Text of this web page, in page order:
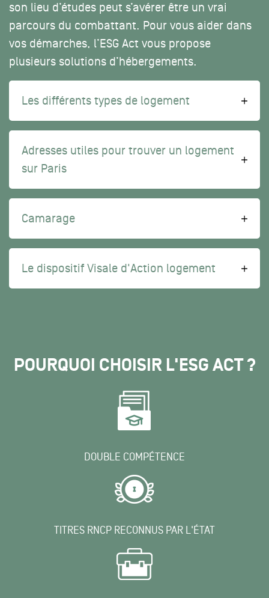
son lieu d’études peut s’avérer être un vrai
parcours du combattant. Pour vous aider dans
vos démarches, l’ESG Act vous propose
plusieurs solutions d’hébergements.
Les différents types de logement
Adresses utiles pour trouver un logement
sur Paris
Camarage
Le dispositif Visale d'Action logement
POURQUOI CHOISIR L'ESG ACT ?
DOUBLE COMPÉTENCE
TITRES RNCP RECONNUS PAR L'ÉTAT